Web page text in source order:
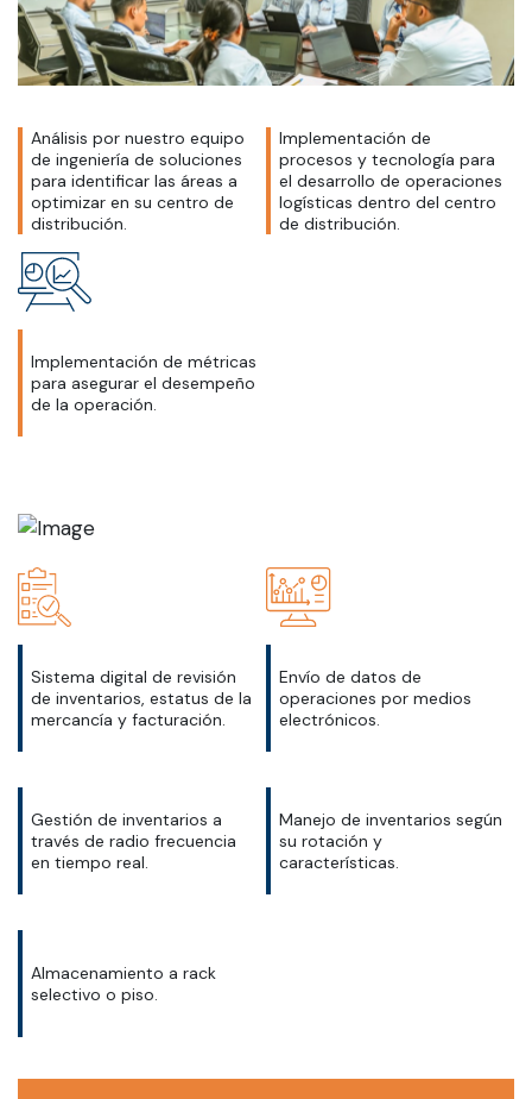
Análisis por nuestro equipo
de ingeniería de soluciones
para identificar las áreas a
optimizar en su centro de
distribución.
Implementación de
procesos y tecnología para
el desarrollo de operaciones
logísticas dentro del centro
de distribución.
Implementación de métricas
para asegurar el desempeño
de la operación.
Sistema digital de revisión
de inventarios, estatus de la
mercancía y facturación.
Envío de datos de
operaciones por medios
electrónicos.
Gestión de inventarios a
través de radio frecuencia
en tiempo real.
Manejo de inventarios según
su rotación y
características.
Almacenamiento a rack
selectivo o piso.